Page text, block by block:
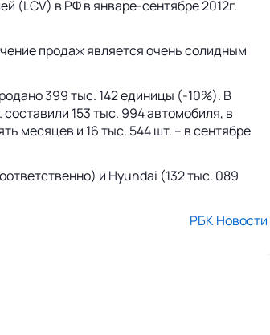
(LCV) в РФ в январе-сентябре 2012г.
продаж является очень солидным
399 тыс. 142 единицы (-10%). В
153 тыс. 994 автомобиля, в
месяцев и 16 тыс. 544 шт. – в сентябре
и Hyundai (132 тыс. 089
РБК Новости